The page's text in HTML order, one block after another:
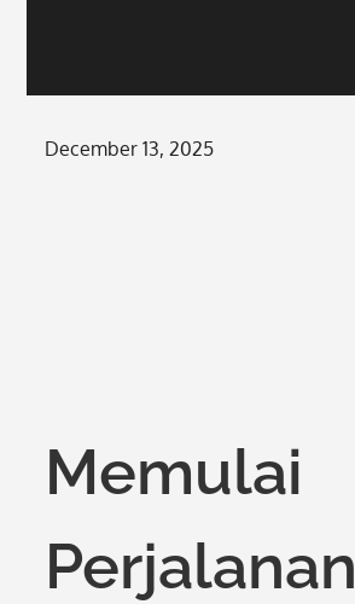
Posted
December 13, 2025
Memulai
Perjalanan